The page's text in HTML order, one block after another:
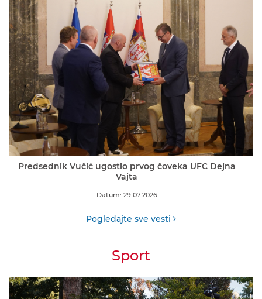
Predsednik Vučić ugostio prvog čoveka UFC Dejna
Vajta
Datum: 29.07.2026
Pogledajte sve vesti
Sport